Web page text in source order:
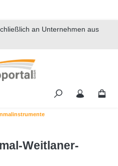
an Unternehmen aus
Weitlaner-